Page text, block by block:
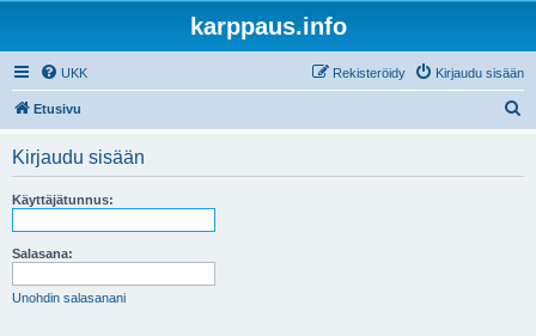
karppaus.info
UKK Kirjaudu sisään
Rekisteröidy
Etusivu
Kirjaudu sisään
Käyttäjätunnus:
Salasana:
Unohdin salasanani